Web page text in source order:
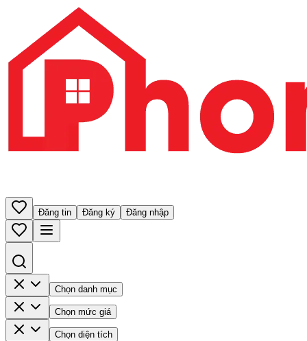
Đăng tin Đăng ký Đăng nhập
Chọn danh mục
Chọn mức giá
Chọn diện tích